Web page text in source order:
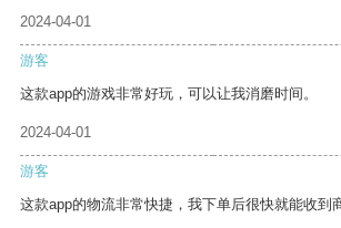
2024-04-01
游客
这款app的游戏非常好玩，可以让我消磨时间。
2024-04-01
游客
这款app的物流非常快捷，我下单后很快就能收到